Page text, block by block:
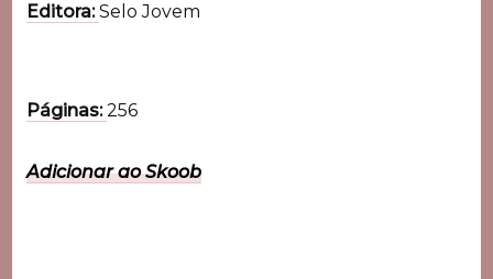
Editora:Selo Jovem
Páginas:256
Adicionar ao Skoob